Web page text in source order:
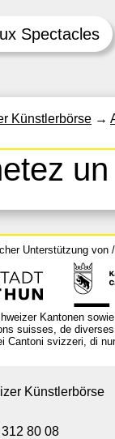
Spectacles
Künstlerbörse →
Unterstützung von
Kantonen
suisses, de diverses
Cantoni svizzeri, di
80 08